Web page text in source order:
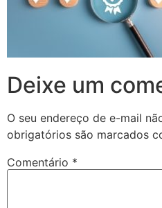
Deixe um
O seu endereço de e-mail
obrigatórios são marcados
Comentário *